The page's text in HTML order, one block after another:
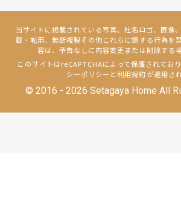
当サイトに掲載されている写真、社名ロゴ、画像
載・転用、無断複製その他これらに類する行為を
容は、予告なしに内容変更または削除する
このサイトはreCAPTCHAによって保護されてお
シーポリシー と利用規約が適用さ
© 2016 - 2026 Setagaya Home All